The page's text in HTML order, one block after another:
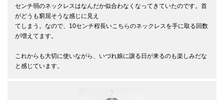
センチ弱のネックレスはなんだか似合わなくなってきていたのです。首
がどうも窮屈そうな感じに見え
てしまう。なので、10センチ程長いこちらのネックレスを手に取る回数
が増えてます。
これからも大切に使いながら、いづれ娘に譲る日が来るのも楽しみだな
と感じています。